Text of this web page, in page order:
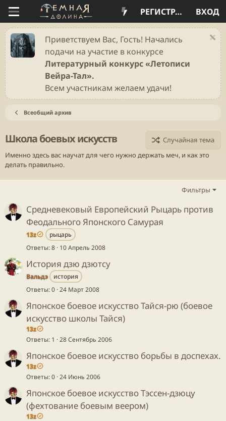
ВХОД
РЕГИСТРАЦИЯ
Приветствуем Вас, Гость! Начались
подачи на участие в конкурсе
Литературный конкурс «Летописи
Вейра-Тал».
Всем участникам желаем удачи!
Всеобщий архив
Школа боевых искусств
Случайная тема
Именно здесь вас научат для чего нужно держать меч, и как это
делать правильно.
Фильтры
Средневековый Европейский Рыцарь против
Феодального Японского Самурая
13z
рыцарь
Ответы 8 10 Апрель 2008
История дзю дзютсу
Вальдэ
история
Ответы 0 24 Март 2008
Японское боевое искусство Тайся-рю (боевое
искусство школы Тайся)
13z
Ответы 1 28 Сентябрь 2006
Японское боевое искусство борьбы в доспехах.
13z
Ответы 0 24 Июнь 2006
Японское боевое искусство Тэссен-дзюцу
(фехтование боевым веером)
13z